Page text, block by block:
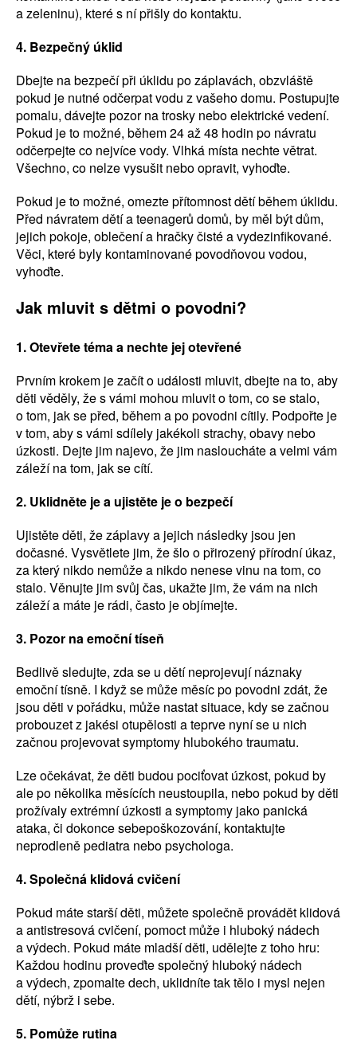
a zeleninu), které s ní přišly do kontaktu.
4. Bezpečný úklid
Dbejte na bezpečí při úklidu po záplavách, obzvláště
pokud je nutné odčerpat vodu z vašeho domu. Postupujte
pomalu, dávejte pozor na trosky nebo elektrické vedení.
Pokud je to možné, během 24 až 48 hodin po návratu
odčerpejte co nejvíce vody. Vlhká místa nechte větrat.
Všechno, co nelze vysušit nebo opravit, vyhoďte.
Pokud je to možné, omezte přítomnost dětí během úklidu.
Před návratem dětí a teenagerů domů, by měl být dům,
jejich pokoje, oblečení a hračky čisté a vydezinfikované.
Věci, které byly kontaminované povodňovou vodou,
vyhoďte.
Jak mluvit s dětmi o povodni?
1. Otevřete téma a nechte jej otevřené
Prvním krokem je začít o události mluvit, dbejte na to, aby
děti věděly, že s vámi mohou mluvit o tom, co se stalo,
o tom, jak se před, během a po povodni cítily. Podpořte je
v tom, aby s vámi sdílely jakékoli strachy, obavy nebo
úzkosti. Dejte jim najevo, že jim nasloucháte a velmi vám
záleží na tom, jak se cítí.
2. Uklidněte je a ujistěte je o bezpečí
Ujistěte děti, že záplavy a jejich následky jsou jen
dočasné. Vysvětlete jim, že šlo o přirozený přírodní úkaz,
za který nikdo nemůže a nikdo nenese vinu na tom, co
stalo. Věnujte jim svůj čas, ukažte jim, že vám na nich
záleží a máte je rádi, často je objímejte.
3. Pozor na emoční tíseň
Bedlivě sledujte, zda se u dětí neprojevují náznaky
emoční tísně. I když se může měsíc po povodni zdát, že
jsou děti v pořádku, může nastat situace, kdy se začnou
probouzet z jakési otupělosti a teprve nyní se u nich
začnou projevovat symptomy hlubokého traumatu.
Lze očekávat, že děti budou pociťovat úzkost, pokud by
ale po několika měsících neustoupila, nebo pokud by děti
prožívaly extrémní úzkosti a symptomy jako panická
ataka, či dokonce sebepoškozování, kontaktujte
neprodleně pediatra nebo psychologa.
4. Společná klidová cvičení
Pokud máte starší děti, můžete společně provádět klidová
a antistresová cvičení, pomoct může i hluboký nádech
a výdech. Pokud máte mladší děti, udělejte z toho hru:
Každou hodinu proveďte společný hluboký nádech
a výdech, zpomalte dech, uklidníte tak tělo i mysl nejen
dětí, nýbrž i sebe.
5. Pomůže rutina